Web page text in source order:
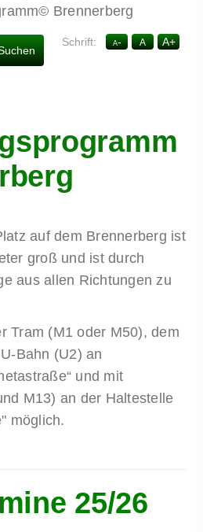
Brennerberg
A+
A
A-
auf dem Brennerberg ist
groß und ist durch
aus allen Richtungen zu
Tram (M1 oder M50), dem
Bahn (U2) an
und mit
M13) an der Haltestelle
möglich.
25/26